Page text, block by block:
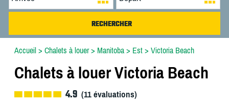
Accueil> Chalets à louer> Manitoba> Est> Victoria Beach
Chalets à louer Victoria Beach
4.9 (11évaluations)